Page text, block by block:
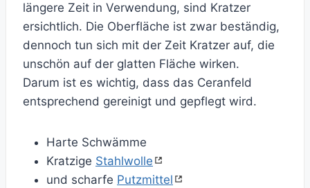
längere Zeit in Verwendung, sind Kratzer
ersichtlich. Die Oberfläche ist zwar beständig,
dennoch tun sich mit der Zeit Kratzer auf, die
unschön auf der glatten Fläche wirken.
Darum ist es wichtig, dass das Ceranfeld
entsprechend gereinigt und gepflegt wird.
Harte Schwämme
Kratzige Stahlwolle
und scharfe Putzmittel